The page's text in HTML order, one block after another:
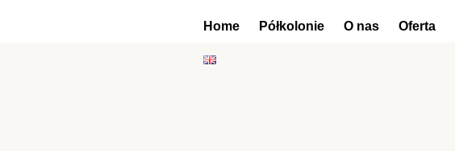
Home Półkolonie O nas Oferta